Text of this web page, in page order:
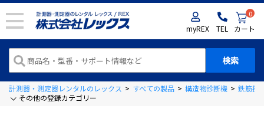
myREX TEL
0
カート
計測器・測定器レンタルのレックス > すべての製品 > 構造物診断機 > 鉄筋探
その他の登録カテゴリー